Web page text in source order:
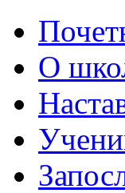
О